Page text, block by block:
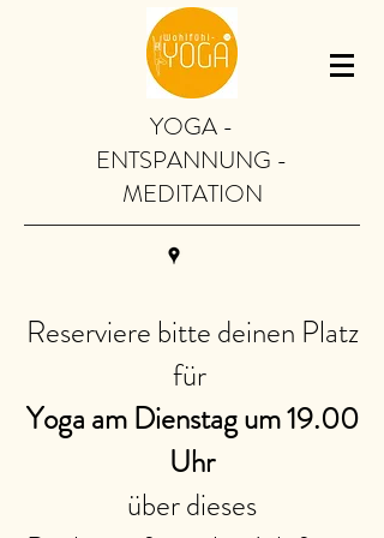
YOGA -
ENTSPANNUNG -
MEDITATION
Reserviere bitte deinen Platz
für
Yoga am Dienstag um 19.00
Uhr
über dieses